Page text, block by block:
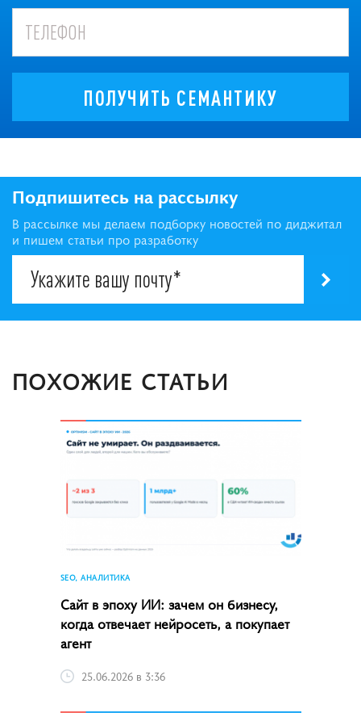
ПОЛУЧИТЬ СЕМАНТИКУ
Подпишитесь на рассылку
В рассылке мы делаем подборку новостей по диджитал
и пишем статьи про разработку
ПОХОЖИЕ СТАТЬИ
SEO, АНАЛИТИКА
Сайт в эпоху ИИ: зачем он бизнесу,
когда отвечает нейросеть, а покупает
агент
25.06.2026 в 3:36